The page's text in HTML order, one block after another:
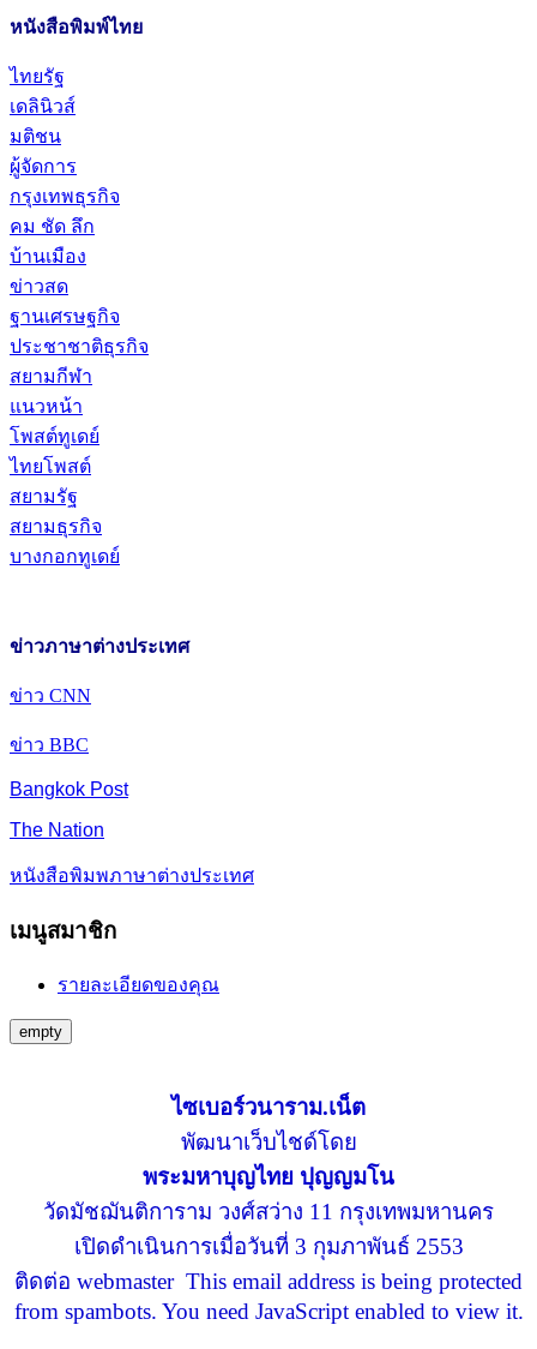
หนังสือพิมพ์ไทย
ไทยรัฐ
เดลินิวส์
มติชน
ผู้จัดการ
กรุงเทพธุรกิจ
คม ชัด ลึก
บ้านเมือง
ข่าวสด
ฐานเศรษฐกิจ
ประชาชาติธุรกิจ
สยามกีฬา
แนวหน้า
โพสต์ทูเดย์
ไทยโพสต์
สยามรัฐ
สยามธุรกิจ
บางกอกทูเดย์
ข่าวภาษาต่างประเทศ
ข่าว CNN
ข่าว BBC
Bangkok Post
The Nation
หนังสือพิมพภาษาต่างประเทศ
เมนูสมาชิก
รายละเอียดของคุณ
empty
ไซเบอร์วนาราม.เน็ต
พัฒนาเว็บไชด์โดย
พระมหาบุญไทย ปุญญมโน
วัดมัชฌันติการาม วงศ์สว่าง 11 กรุงเทพมหานคร
เปิดดำเนินการเมื่อวันที่ 3 กุมภาพันธ์ 2553
ติดต่อ webmaster This email address is being protected
from spambots. You need JavaScript enabled to view it.